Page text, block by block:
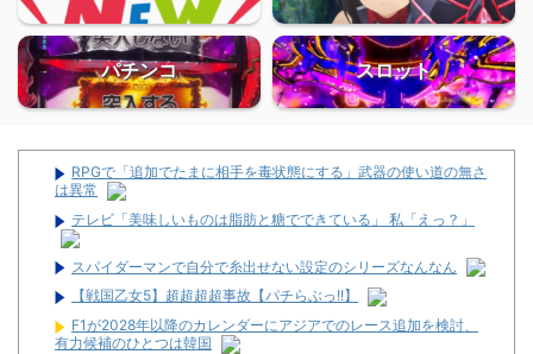
パチンコ スロット
RPGで「追加でたまに相手を毒状態にする」武器の使い道の無さ
は異常
テレビ「美味しいものは脂肪と糖でできている」 私「えっ？」
スパイダーマンで自分で糸出せない設定のシリーズなんなん
【戦国乙女5】超超超超事故【パチらぶっ!!】
F1が2028年以降のカレンダーにアジアでのレース追加を検討、
有力候補のひとつは韓国